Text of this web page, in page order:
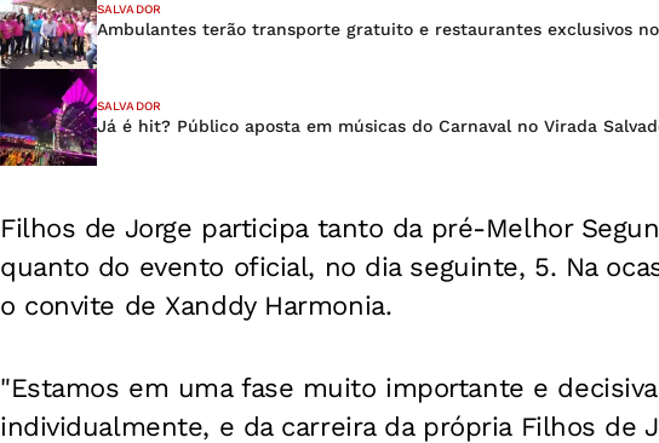
SALVADOR
Ambulantes terão transporte gratuito e restaurantes exclusivos
SALVADOR
Já é hit? Público aposta em músicas do Carnaval no Virada
Filhos de Jorge participa tanto da pré-Melhor
quanto do evento oficial, no dia seguinte, 5. Na
o convite de Xanddy Harmonia.
"Estamos em uma fase muito importante e
individualmente, e da carreira da própria Filhos de